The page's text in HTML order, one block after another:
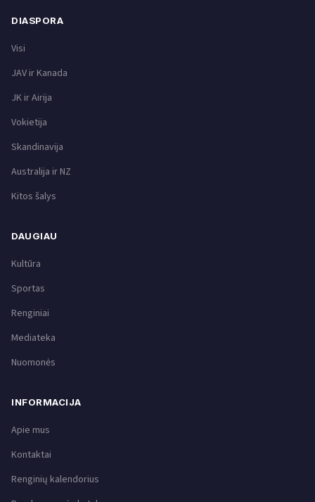
DIASPORA
Visi
JAV ir Kanada
JK ir Airija
Vokietija
Skandinavija
Australija ir NZ
Kitos šalys
DAUGIAU
Kultūra
Sportas
Renginiai
Mediateka
Nuomonės
INFORMACIJA
Apie mus
Kontaktai
Renginių kalendorius